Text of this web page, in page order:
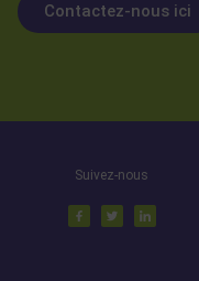
Contactez-nous ici
Suivez-nous